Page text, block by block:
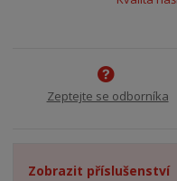
Zeptejte se odborníka
Zobrazit příslušenství